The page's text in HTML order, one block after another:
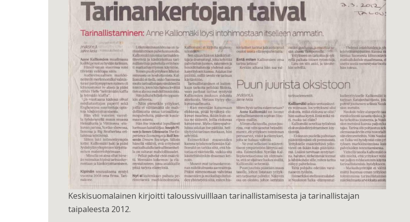
Keskisuomalainen kirjoitti taloussivuilllaan tarinallistamisesta ja tarinallistajan
taipaleesta 2012.